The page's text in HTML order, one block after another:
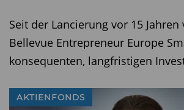
Seit der Lancierung vor 15
Bellevue Entrepreneur Europe
konsequenten, langfristigen
AKTIENFONDS